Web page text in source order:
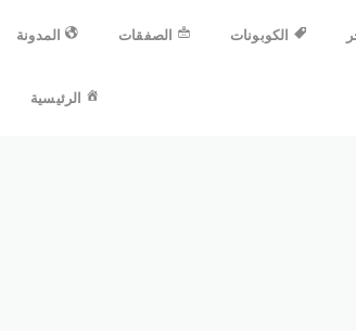
المدونة الصفقات الكوبونات
الرئيسية